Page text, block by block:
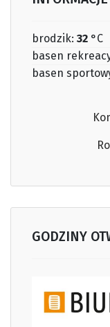
brodzik: 32 °C
basen
basen
GODZINY